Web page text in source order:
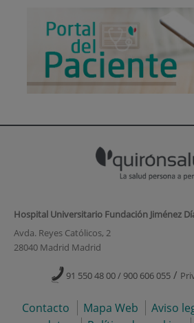
Hospital Universitario Fundación Jiménez
Avda. Reyes Católicos, 2
28040 Madrid Madrid
91 550 48 00 / 900 606 055 /
Contacto Mapa Web Aviso